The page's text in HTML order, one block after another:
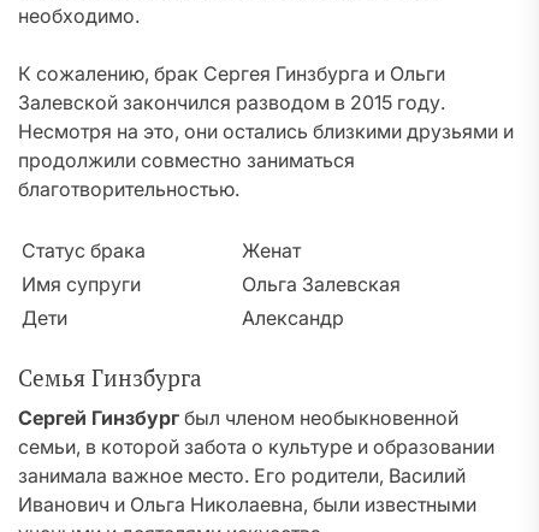
необходимо.
К сожалению, брак Сергея Гинзбурга и Ольги
Залевской закончился разводом в 2015 году.
Несмотря на это, они остались близкими друзьями и
продолжили совместно заниматься
благотворительностью.
Статус брака
Женат
Имя супруги
Ольга Залевская
Дети
Александр
Семья Гинзбурга
Сергей Гинзбург был членом необыкновенной
семьи, в которой забота о культуре и образовании
занимала важное место. Его родители, Василий
Иванович и Ольга Николаевна, были известными